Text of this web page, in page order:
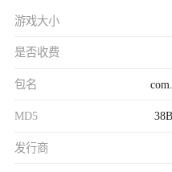
游戏大小
是否收费
包名
MD5
发行商